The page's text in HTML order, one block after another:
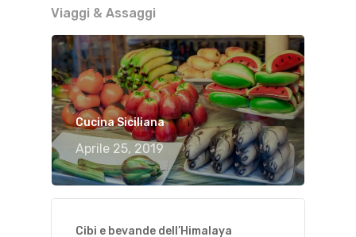
Viaggi & Assaggi
Cucina Siciliana
Aprile 25, 2019
Cibi e bevande dell’Himalaya